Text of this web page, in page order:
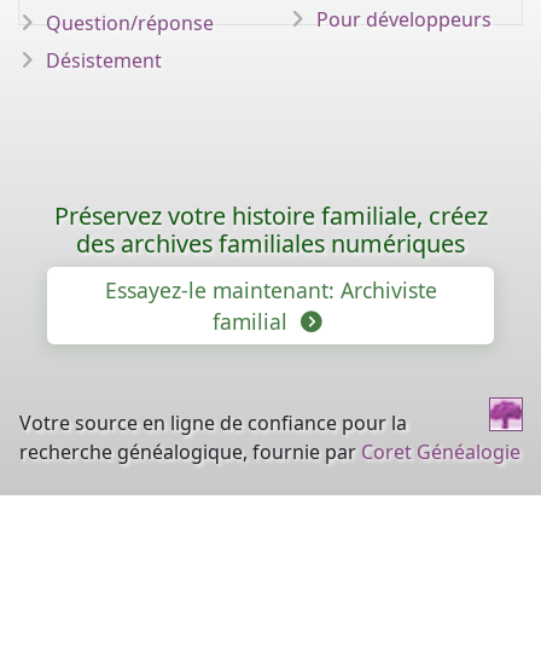
Question/réponse
Désistement
Pour développeurs
Préservez votre histoire familiale, créez
des archives familiales numériques
Essayez-le maintenant: Archiviste
familial
Votre source en ligne de confiance pour la
recherche généalogique, fournie par Coret Généalogie